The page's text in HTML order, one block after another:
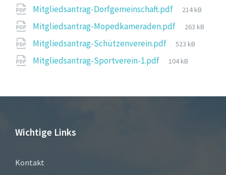
Mitgliedsantrag-Dorfgemeinschaft.pdf
File
214 kB
Mitgliedsantrag-Mopedkameraden.pdf
File
263 kB
Mitgliedsantrag-Schützenverein.pdf
File
523 kB
Mitgliedsantrag-Sportverein-1.pdf
File
104 kB
Wichtige Links
Kontakt